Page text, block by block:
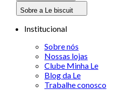
Sobre a Le biscuit
Institucional
Sobre nós
Nossas lojas
Clube Minha Le
Blog da Le
Trabalhe conosco